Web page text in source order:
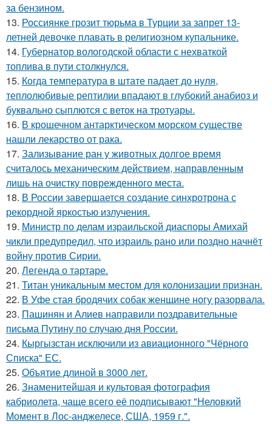
за бензином.
13. Россиянке грозит тюрьма в Турции за запрет 13-
летней девочке плавать в религиозном купальнике.
14. Губернатор вологодской области с нехваткой
топлива в пути столкнулся.
15. Когда температура в штате падает до нуля,
теплолюбивые рептилии впадают в глубокий анабиоз и
буквально сыплются с веток на тротуары.
16. В крошечном антарктическом морском существе
нашли лекарство от рака.
17. Зализывание ран у животных долгое время
считалось механическим действием, направленным
лишь на очистку поврежденного места.
18. В России завершается создание синхротрона с
рекордной яркостью излучения.
19. Министр по делам израильской диаспоры Амихай
чикли предупредил, что израиль рано или поздно начнёт
войну против Сирии.
20. Легенда о тартаре.
21. Титан уникальным местом для колонизации признан.
22. В Уфе стая бродячих собак женщине ногу разорвала.
23. Пашинян и Алиев направили поздравительные
письма Путину по случаю дня России.
24. Кыргызстан исключили из авиационного "Чёрного
Списка" ЕС.
25. Объятие длиной в 3000 лет.
26. Знаменитейшая и культовая фотография
кабриолета, чаще всего её подписывают "Неловкий
Момент в Лос-анджелесе, США, 1959 г.".